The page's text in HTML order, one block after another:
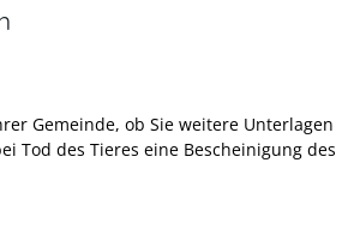
Gemeinde, ob Sie weitere Unterlagen
Tod des Tieres eine Bescheinigung des